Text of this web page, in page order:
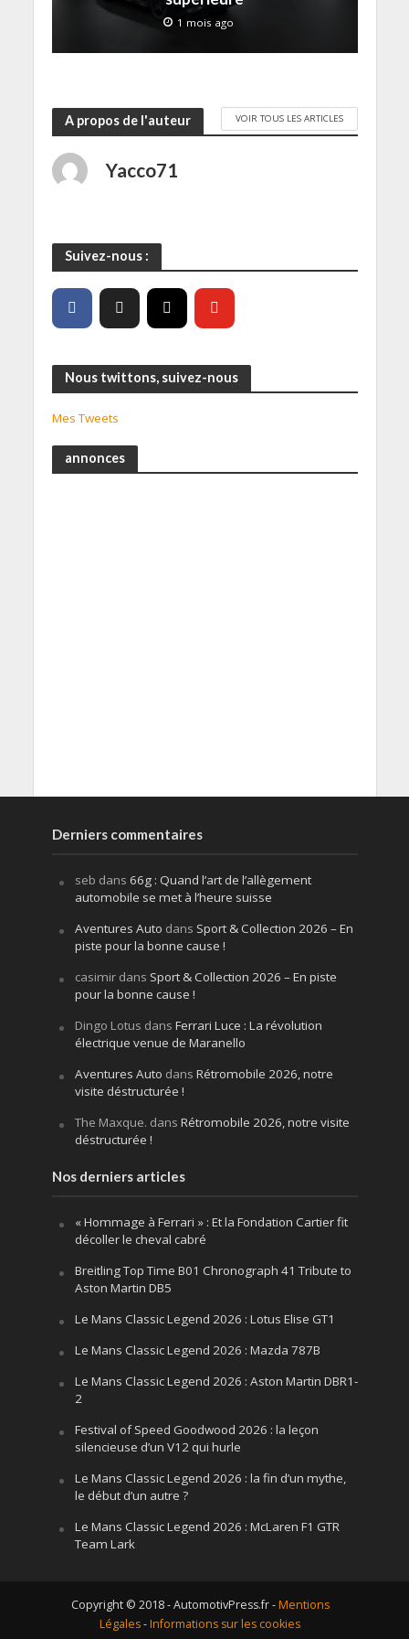
1 mois ago
A propos de l'auteur VOIR TOUS LES ARTICLES
Yacco71
Suivez-nous :
Nous twittons, suivez-nous
Mes Tweets
annonces
Derniers commentaires
seb dans 66g : Quand l’art de l’allègement
automobile se met à l’heure suisse
Aventures Auto dans Sport & Collection 2026 – En
piste pour la bonne cause !
casimirdans Sport & Collection 2026 – En piste
pour la bonne cause !
Dingo Lotus dans Ferrari Luce : La révolution
électrique venue de Maranello
Aventures Auto dans Rétromobile 2026, notre
visite déstructurée !
The Maxque. dans Rétromobile 2026, notre visite
déstructurée !
Nos derniers articles
« Hommage à Ferrari » : Et la Fondation Cartier fit
décoller le cheval cabré
Breitling Top Time B01 Chronograph 41 Tribute to
Aston Martin DB5
Le Mans Classic Legend 2026 : Lotus Elise GT1
Le Mans Classic Legend 2026 : Mazda 787B
Le Mans Classic Legend 2026 : Aston Martin DBR1-
2
Festival of Speed Goodwood 2026 : la leçon
silencieuse d’un V12 qui hurle
Le Mans Classic Legend 2026 : la fin d’un mythe,
le début d’un autre ?
Le Mans Classic Legend 2026 : McLaren F1 GTR
Team Lark
Copyright © 2018 - AutomotivPress.fr -Mentions
Légales-Informations sur les cookies